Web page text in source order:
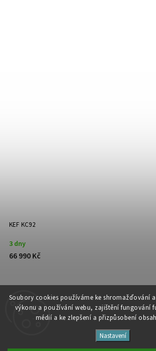
Soubory cookies používáme ke shromažďování
výkonu a používání webu, zajištění fungování
médií a ke zlepšení a přizpůsobení
Nastavení
Studio Špalíček